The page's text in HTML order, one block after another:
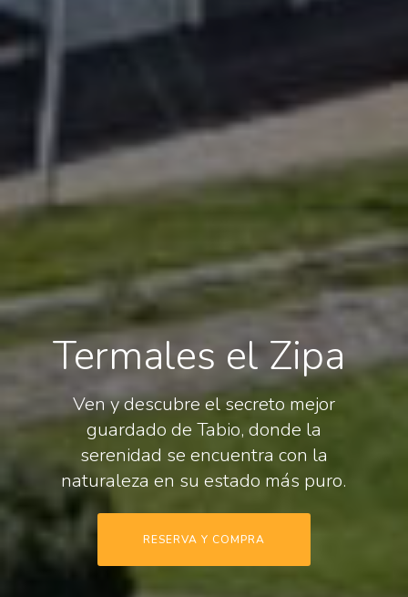
Termales el Zipa
Ven y descubre el secreto mejor
guardado de Tabio, donde la
serenidad se encuentra con la
naturaleza en su estado más puro.
RESERVA Y COMPRA